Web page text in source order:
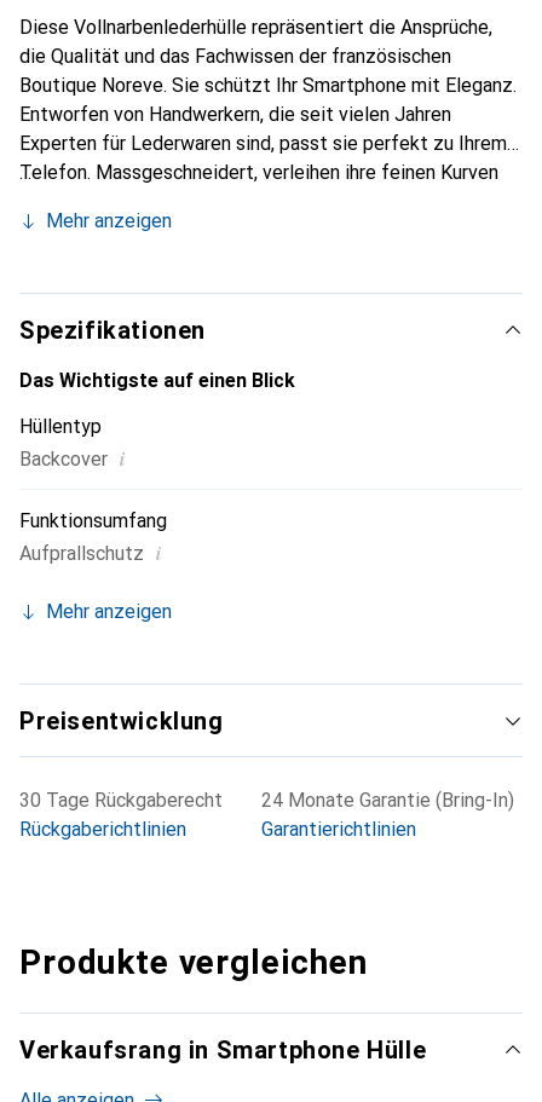
Diese Vollnarbenlederhülle repräsentiert die Ansprüche,
die Qualität und das Fachwissen der französischen
Boutique Noreve. Sie schützt Ihr Smartphone mit Eleganz.
Entworfen von Handwerkern, die seit vielen Jahren
Experten für Lederwaren sind, passt sie perfekt zu Ihrem
Telefon. Massgeschneidert, verleihen ihre feinen Kurven
unverzichtbaren Accessoire für Ihr Smartphone.
die Marke Noreve eine sichere Wahl für eine
anspruchsvolle Kundschaft.
Mehr anzeigen
Spezifikationen
Das Wichtigste auf einen Blick
Hüllentyp
Backcover i
Funktionsumfang
Aufprallschutz i
Mehr anzeigen
Preisentwicklung
30 Tage Rückgaberecht
Rückgaberichtlinien
24 Monate Garantie (Bring-In)
Garantierichtlinien
Produkte vergleichen
Verkaufsrang in Smartphone Hülle